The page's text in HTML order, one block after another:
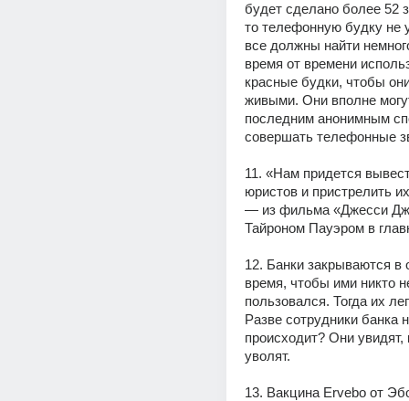
будет сделано более 52
то телефонную будку не
все должны найти
время от времени
красные будки, чтобы
живыми. Они вполне
последним анонимным
совершать телефонные
11. «Нам придется
юристов и пристрелить
— из фильма «Джесси
Тайроном Пауэром в
12. Банки закрываются в
время, чтобы ими никто
пользовался. Тогда их
Разве сотрудники банка
происходит? Они увидят,
уволят.
13. Вакцина Ervebo от